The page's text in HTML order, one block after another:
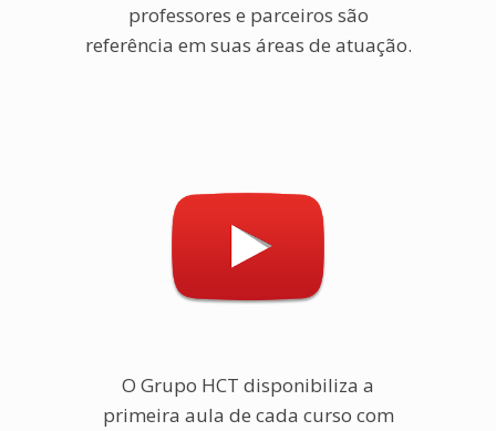
professores e parceiros são
referência em suas áreas de atuação.
O Grupo HCT disponibiliza a
primeira aula de cada curso com